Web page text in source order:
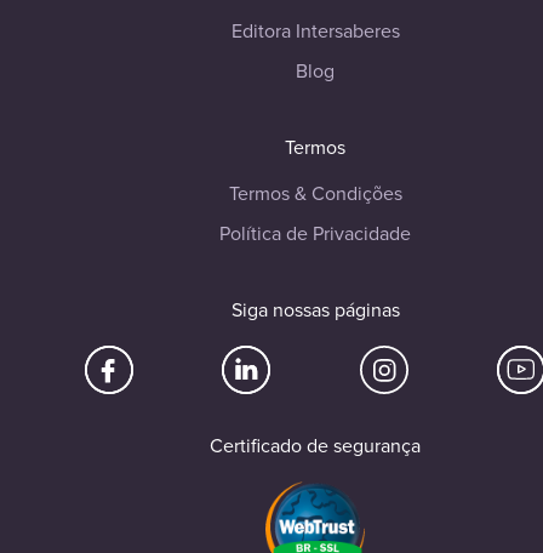
Editora Intersaberes
Blog
Termos
Termos & Condições
Política de Privacidade
Siga nossas páginas
Certificado de segurança